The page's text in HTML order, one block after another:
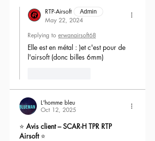
RTP-Airsoft Admin
May 22, 2024
Replying to erwanairsoft68
Elle est en métal : )et c'est pour de
l'airsoft (donc billes 6mm)
L'homme bleu
Oct 12, 2025
⭐ Avis client – SCAR-H TPR RTP
Airsoft ⭐